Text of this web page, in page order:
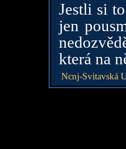
Jestli si
jen
která na
Ncnj-Svitavská